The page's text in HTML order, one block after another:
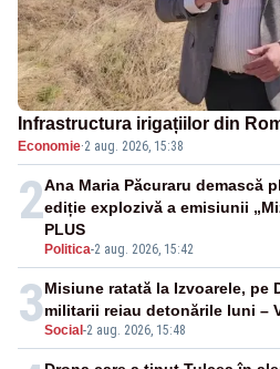
Infrastructura irigațiilor din
Economie·2 aug. 2026, 15:38
2
Politica-2 aug. 2026, 15:42
Ana Maria Păcuraru demască
ediție explozivă a emisiunii
PLUS
3Social -2 aug. 2026, 15:48
Misiune ratată la Izvoarele, pe
militarii reiau detonările luni –